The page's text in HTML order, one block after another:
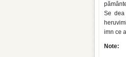
Se
imn ce
Note: